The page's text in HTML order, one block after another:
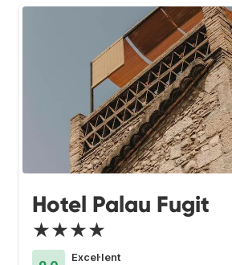
Hotel Palau Fugit
★★★★
Excel·lent